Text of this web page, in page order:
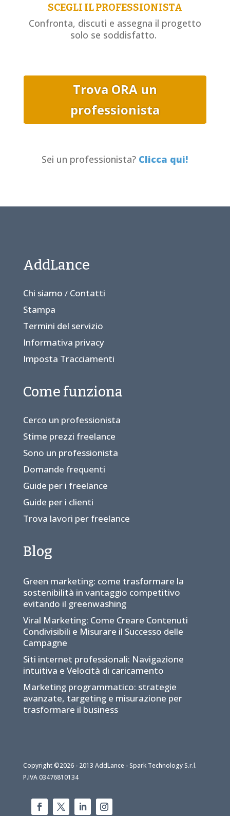
SCEGLI IL PROFESSIONISTA
Confronta, discuti e assegna il progetto
solo se soddisfatto.
Trova ORA un
professionista
Sei un professionista? Clicca qui!
AddLance
Chi siamo / Contatti
Stampa
Termini del servizio
Informativa privacy
Imposta Tracciamenti
Come funziona
Cerco un professionista
Stime prezzi freelance
Sono un professionista
Domande frequenti
Guide per i freelance
Guide per i clienti
Trova lavori per freelance
Blog
Green marketing: come trasformare la
sostenibilità in vantaggio competitivo
evitando il greenwashing
Viral Marketing: Come Creare Contenuti
Condivisibili e Misurare il Successo delle
Campagne
Siti internet professionali: Navigazione
intuitiva e Velocità di caricamento
Marketing programmatico: strategie
avanzate, targeting e misurazione per
trasformare il business
Copyright ©2026 - 2013 AddLance - Spark Technology S.r.l.
P.IVA 03476810134